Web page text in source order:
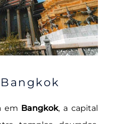
em Bangkok, a capital